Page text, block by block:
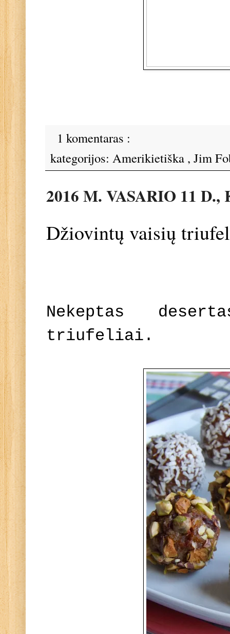
1 komentaras :
kategorijos: Amerikietiška , Jim
2016 M. VASARIO 11
Džiovintų vaisių
Nekeptas
triufeliai.